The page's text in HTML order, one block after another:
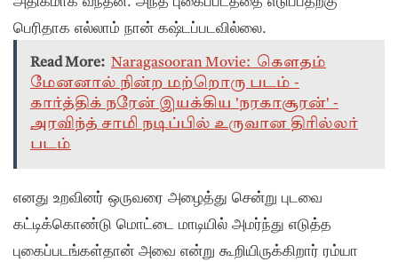
பெரிதாக எல்லாம் நான் கஷ்டப்படவில்லை.
Read More: Naragasooran Movie: கௌதம்
மேனனால் நின்ற மற்றொரு படம் -
கார்த்திக் நரேன் இயக்கிய 'நரகாசூரன்' -
அரவிந்த் சாமி நடிப்பில் உருவான திரில்லர்
படம்
எனது உறவினர் ஒருவரை அழைத்து சென்று புடவை
கட்டிக்கொண்டு மொட்டை மாடியில் அமர்ந்து எடுத்த
புகைப்படங்கள்தான் அவை என்று கூறியிருக்கிறார் ரம்யா